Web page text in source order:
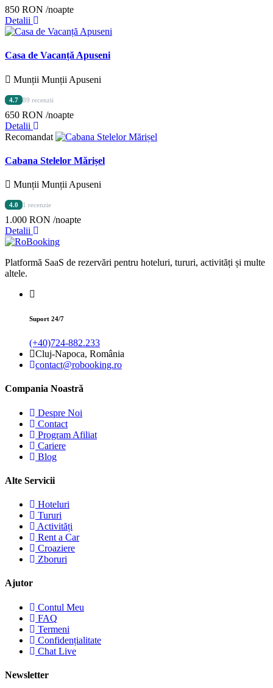
850 RON /noapte
Detalii
Casa de Vacanță Apuseni
Munții Munții Apuseni
4.7 89 recenzii
650 RON /noapte
Detalii
Recomandat
Cabana Stelelor Mărișel
Munții Munții Apuseni
4.0 1 recenzie
1.000 RON /noapte
Detalii
Platformă SaaS de rezervări pentru hoteluri, tururi, activități și multe
altele.
Suport 24/7
(+40)724-882.233
Cluj-Napoca, România
contact@robooking.ro
Compania Noastră
Despre Noi
Contact
Program Afiliat
Cariere
Blog
Alte Servicii
Hoteluri
Tururi
Activități
Rent a Car
Croaziere
Zboruri
Ajutor
Contul Meu
FAQ
Termeni
Confidențialitate
Chat Live
Newsletter